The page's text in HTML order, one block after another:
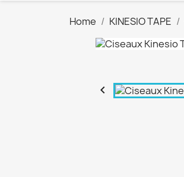
Home KINESIO TAPE
